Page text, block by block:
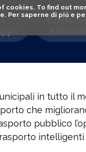
cookies. To find out
saperne di piú e
Il
in tutto il
che
pubblico